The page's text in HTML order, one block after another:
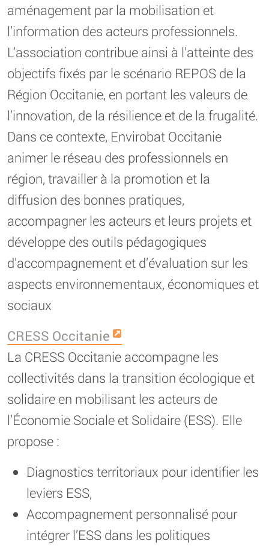
aménagement par la mobilisation et
l’information des acteurs professionnels.
L’association contribue ainsi à l’atteinte des
objectifs fixés par le scénario REPOS de la
Région Occitanie, en portant les valeurs de
l’innovation, de la résilience et de la frugalité.
Dans ce contexte, Envirobat Occitanie
animer le réseau des professionnels en
région, travailler à la promotion et la
diffusion des bonnes pratiques,
accompagner les acteurs et leurs projets et
développe des outils pédagogiques
d’accompagnement et d’évaluation sur les
aspects environnementaux, économiques et
sociaux
CRESS Occitanie
La CRESS Occitanie accompagne les
collectivités dans la transition écologique et
solidaire en mobilisant les acteurs de
l’Économie Sociale et Solidaire (ESS). Elle
propose :
Diagnostics territoriaux pour identifier les
leviers ESS,
Accompagnement personnalisé pour
intégrer l’ESS dans les politiques